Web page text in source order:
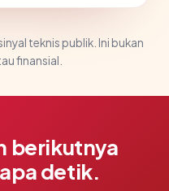
teknis publik. Ini bukan
finansial.
berikutnya
detik.